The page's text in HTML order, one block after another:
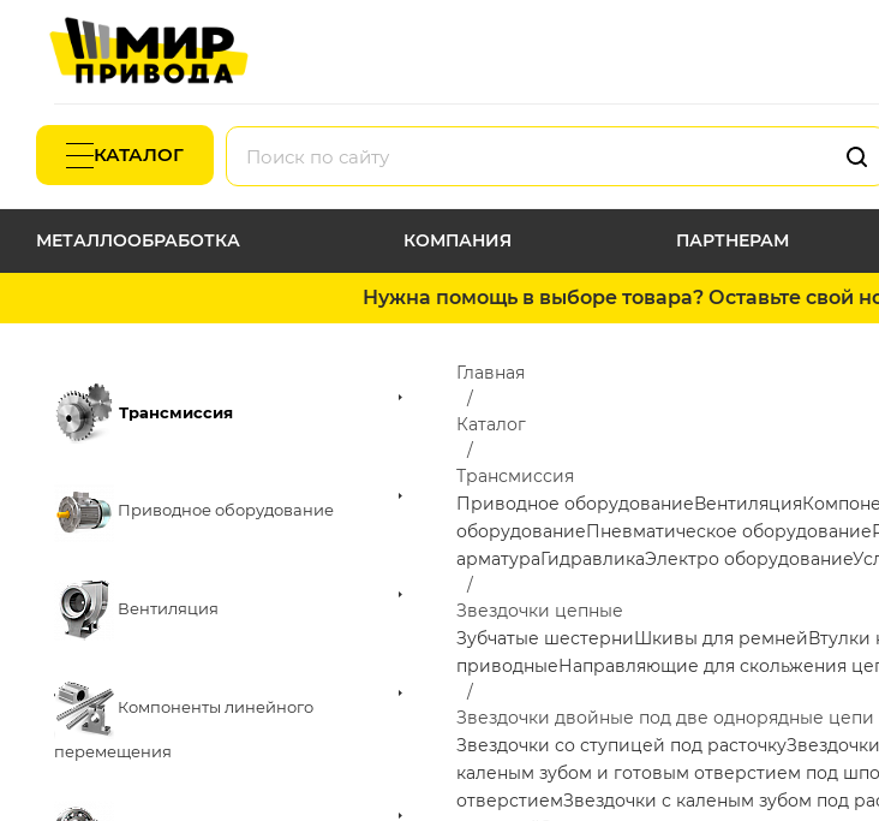
КАТАЛОГ
МЕТАЛЛООБРАБОТКА КОМПАНИЯ ПАРТНЕРАМ
Нужна помощь в выборе товара? Оставьте
Трансмиссия
Приводное оборудование
Вентиляция
Компоненты линейного
перемещения
Главная
Каталог
Трансмиссия
Приводное оборудованиеВентиляция
оборудованиеПневматическое оборудование
арматураГидравликаЭлектро оборудование
Звездочки цепные
Зубчатые шестерниШкивы для ремнейВтулки
приводныеНаправляющие для скольжения
Звездочки двойные под две однорядные цепи
Звездочки со ступицей под расточку
каленым зубом и готовым отверстием под
отверстиемЗвездочки с каленым зубом под